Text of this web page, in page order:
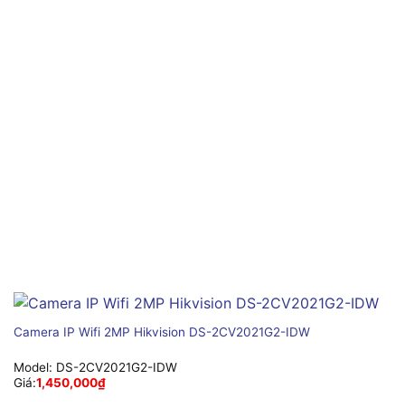
Camera IP Wifi 2MP Hikvision DS-2CV2021G2-IDW
Model: DS-2CV2021G2-IDW
Giá:1,450,000₫